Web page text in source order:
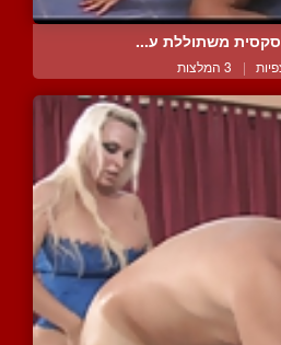
משתוללת ע...
| 3 המלצות